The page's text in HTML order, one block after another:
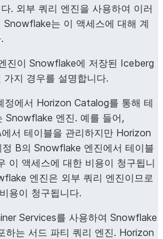
. 외부 쿼리 엔진을 사용하여 이러
Snowflake는 이 액세스에 대해 계
진이 Snowflake에 저장된 Iceberg
지 경우를 설명합니다.
정에서 Horizon Catalog를 통해 테
Snowflake 엔진. 예를 들어,
서 테이블을 관리하지만 Horizon
B의 Snowflake 엔진에서 테이블
이 액세스에 대한 비용이 청구됩니
엔진은 외부 쿼리 엔진이므로
용이 청구됩니다.
Services를 사용하여 Snowflake
하는 서드 파티 쿼리 엔진. Horizon